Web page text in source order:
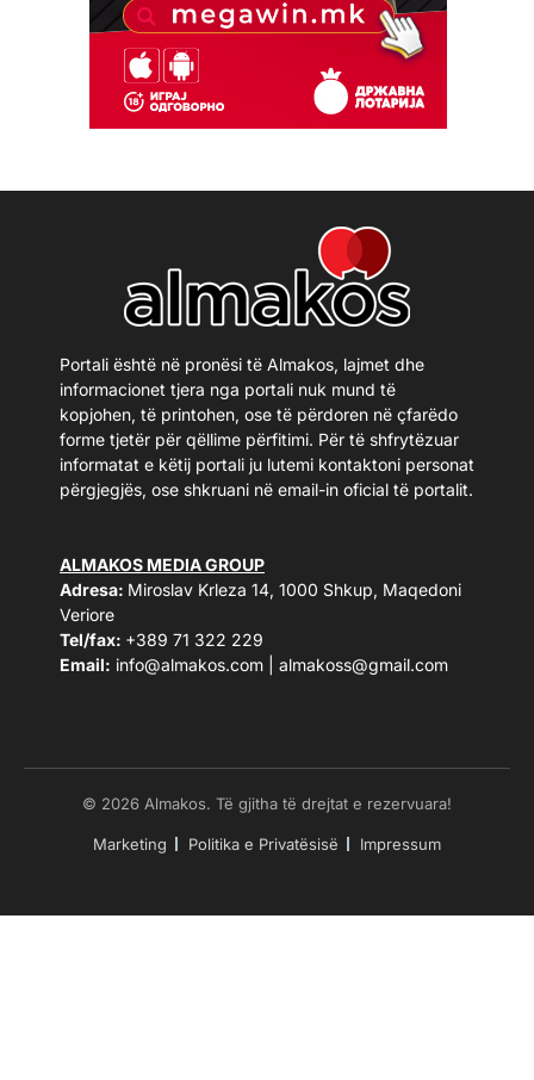
Portali është në pronësi të Almakos, lajmet dhe
informacionet tjera nga portali nuk mund të
kopjohen, të printohen, ose të përdoren në çfarëdo
forme tjetër për qëllime përfitimi. Për të shfrytëzuar
informatat e këtij portali ju lutemi kontaktoni personat
përgjegjës, ose shkruani në email-in oficial të portalit.
ALMAKOS MEDIA GROUP
Adresa: Miroslav Krleza 14, 1000 Shkup, Maqedoni
Veriore
Tel/fax: +389 71 322 229
Email: info@almakos.com almakoss@gmail.com
© 2026 Almakos. Të gjitha të drejtat e rezervuara!
Marketing Politika e Privatësisë Impressum